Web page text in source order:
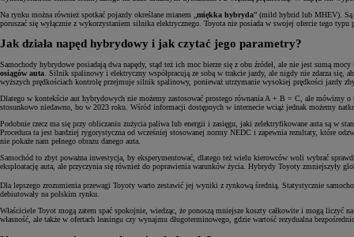
Na rynku można również spotkać pojazdy określane mianem „ miękka hybryda” (mild hybrid lub MHEV). Są
poruszać się wyłącznie z wykorzystaniem silnika elektrycznego. Toyota nie posiada w swojej ofercie tego typu
Jak działa napęd hybrydowy i jak czytać jego parametry?
Samochody hybrydowe posiadają dwa napędy, stąd też ich moc bierze się z obu źródeł, ale nie jest sumą
osiągów auta. Silnik spalinowy i elektryczny współpracują ze sobą w trakcie jazdy, ale nigdy nie zdarza się,
wyższych prędkościach kontrolę przejmuje silnik spalinowy, ponieważ utrzymanie wysokiej prędkości jazdy
Dlatego w kontekście aut hybrydowych nie możemy zastosować prostego równania A + B = C, ale mówimy o
stosunkowo niedawno, bo w 2023 roku. Wśród informacji dostępnych w internecie wciąż jednak możemy
Podobnie rzecz ma się przy obliczaniu zużycia paliwa lub energii i zasięgu, jaki zelektryfikowane auta są w
Procedura ta jest bardziej rygorystyczna od wcześniej stosowanej normy NEDC i zapewnia rezultaty, które
nie pokaże nam pełnego obrazu danego auta.
Samochód to zbyt poważna inwestycja, by eksperymentować, dlatego też wielu kierowców woli wybrać
eksploatację auta, ale przyczynia się również do poprawienia warunków życia. Hybrydy Toyoty zmniejszyły
Dla lepszego zrozumienia przewagi Toyoty warto zestawić jej wyniki z rynkową średnią. Statystycznie
debiutowały na polskim rynku.
Właściciele Toyot mogą zatem spać spokojnie, wiedząc, że ponoszą mniejsze koszty całkowite i mogą liczyć
własność, ale także w ofertach leasingu czy wynajmu długoterminowego, gdzie wartość rezydualna